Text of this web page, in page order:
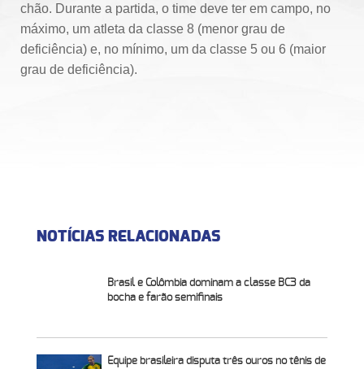
chão. Durante a partida, o time deve ter em campo, no
máximo, um atleta da classe 8 (menor grau de
deficiência) e, no mínimo, um da classe 5 ou 6 (maior
grau de deficiência).
NOTÍCIAS RELACIONADAS
Brasil e Colômbia dominam a classe BC3 da
bocha e farão semifinais
Equipe brasileira disputa três ouros no tênis de